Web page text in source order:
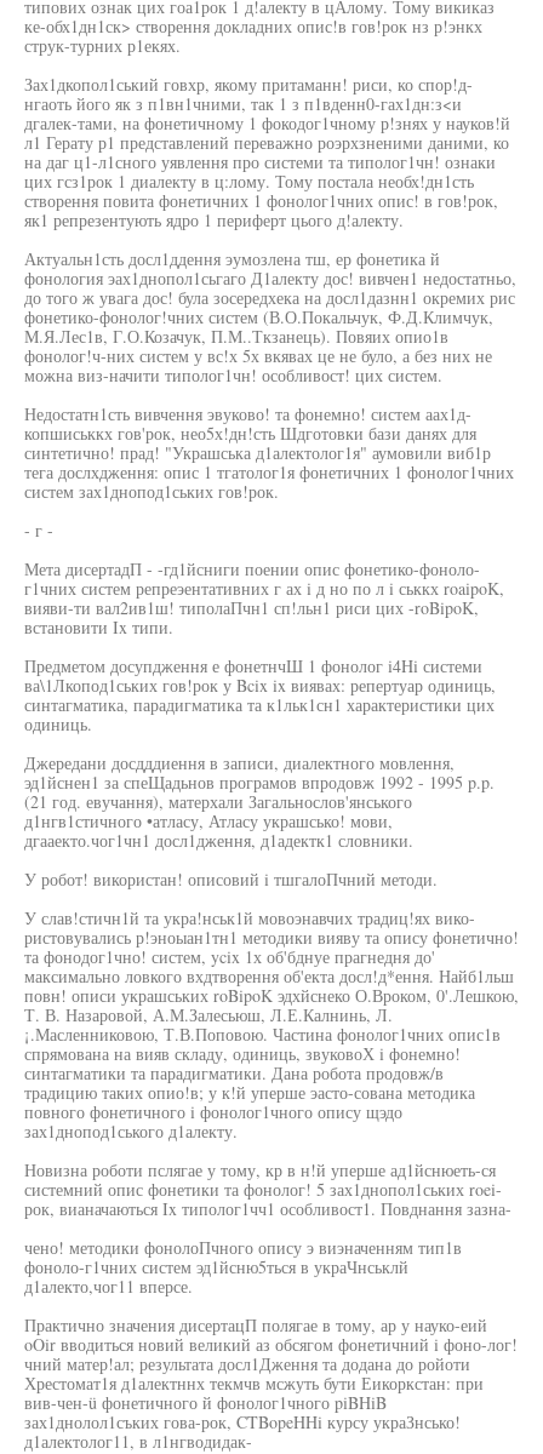
типових ознак цих гоа1рок 1 д!алекту в цАлому. Тому викиказ
ке-обх1дн1ск> створення докладних опис!в гов!рок нз р!энкх
струк-турних р1екях.
Зах1дкопол1ський говхр, якому притаманн! риси, ко спор!д-
нгаоть його як з п1вн1чними, так 1 з п1вденн0-гах1дн:з<и
дгалек-тами, на фонетичному 1 фокодог1чному р!знях у науков!й
л1 Герату р1 представлений переважно роэрхзненими даними, ко
на даг ц1-л1сного уявлення про системи та типолог1чн! ознаки
цих гсз1рок 1 диалекту в ц:лому. Тому постала необх!дн1сть
створення повита фонетичних 1 фонолог1чних опис! в гов!рок,
як1 репрезентують ядро 1 периферт цього д!алекту.
Актуальн1сть досл1ддення эумозлена тш, ер фонетика й
фонология эах1днопол1сьгаго Д1алекту дос! вивчен1 недостатньо,
до того ж увага дос! була зосередхека на досл1дазнн1 окремих рис
фонетико-фонолог!чних систем (В.О.Покальчук, Ф.Д.Климчук,
М.Я.Лес1в, Г.О.Козачук, П.М..Ткзанець). Повяих опио1в
фонолог!ч-них систем у вс!х 5х вкявах це не було, а без них не
можна виз-начити типолог1чн! особливост! цих систем.
Недостатн1сть вивчення эвуково! та фонемно! систем аах1д-
копшиськкх гов'рок, нео5х!дн!сть Шдготовки бази данях для
синтетично! прад! "Украшська д1алектолог1я" аумовили виб1р
тега дослхдження: опис 1 тгатолог1я фонетичних 1 фонолог1чних
систем зах1днопод1ських гов!рок.
- г -
Мета дисертадП - -гд1йсниги поении опис фонетико-фоноло-
г1чних систем репреэентативних г ах i д но по л i ськкх roaipoK,
вияви-ти вал2ив1ш! типолаПчн1 сп!льн1 риси цих -roBipoK,
встановити Ix типи.
Предметом досупдження е фонетнчШ 1 фонолог i4Hi системи
ва\1Лкопод1ських гов!рок у Bcix ix виявах: репертуар одиниць,
синтагматика, парадигматика та к1льк1сн1 характеристики цих
одиниць.
Джередани досдддиення в записи, диалектного мовлення,
эд1йснен1 за спеЩадьнов програмов впродовж 1992 - 1995 p.p.
(21 год. евучання), матерхали Загальнослов'янського
д1нгв1стичного •атласу, Атласу украшсько! мови,
дгааекто.чог1чн1 досл1дження, д1адектк1 словники.
У робот! використан! описовий i тшгалоПчний методи.
У слав!стичн1й та укра!нськ1й мовоэнавчих традиц!ях вико-
ристовувались р!эноыан1тн1 методики вияву та опису фонетично!
та фонодог1чно! систем, ycix 1х об'бднуе прагнедня до'
максимально ловкого вхдтворення об'екта досл!д*ення. Найб1льш
повн! описи украшських roBipoK эдхйснеко О.Вроком, 0'.Лешкою,
Т. В. Назаровой, А.М.Залесьюш, Л.Е.Калнинь, Л.
¡.Масленниковою, Т.В.Поповою. Частина фонолог1чних опис1в
спрямована на вияв складу, одиниць, звуковоХ i фонемно!
синтагматики та парадигматики. Дана робота продовж/в
традицию таких опио!в; у к!й уперше эасто-сована методика
повного фонетичного i фонолог1чного опису щэдо
зах1днопод1ського д1алекту.
Новизна роботи пслягае у тому, кр в н!й уперше ад1йснюеть-ся
системний опис фонетики та фонолог! 5 зах1днопол1ських roei-
рок, вианачаються Ix типолог1чч1 особливост1. Повднання зазна-
чено! методики фонолоПчного опису э виэначенням тип1в
фоноло-г1чних систем эд1йсню5ться в украЧнськлй
д1алекто,чог11 вперсе.
Практично значения дисертацП полягае в тому, ар у науко-еий
oOir вводиться новий великий аз обсягом фонетичний i фоно-лог!
чний матер!ал; результата досл1Дження та додана до ройоти
Хрестомат1я д1алектннх текмчв мсжуть бути Еикоркстан: при
вив-чен-ü фонетичного й фонолог1чного piBHiB
зах1днолол1съких гова-рок, CTBopeHHi курсу украЗнсько!
д1алектолог11, в л1нгводидак-